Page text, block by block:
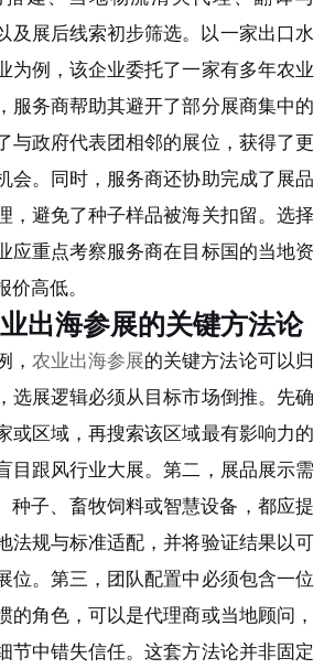
及展后线索初步筛选。以一家出口水
为例，该企业委托了一家有多年农业
服务商帮助其避开了部分展商集中的
与政府代表团相邻的展位，获得了更
会。同时，服务商还协助完成了展品
，避免了种子样品被海关扣留。选择
应重点考察服务商在目标国的当地资
价高低。
出海参展的关键方法论
农业出海参展的关键方法论可以归
选展逻辑必须从目标市场倒推。先确
或区域，再搜索该区域最有影响力的
目跟风行业大展。第二，展品展示需
种子、畜牧饲料或智慧设备，都应提
法规与标准适配，并将验证结果以可
位。第三，团队配置中必须包含一位
的角色，可以是代理商或当地顾问，
节中错失信任。这套方法论并非固定